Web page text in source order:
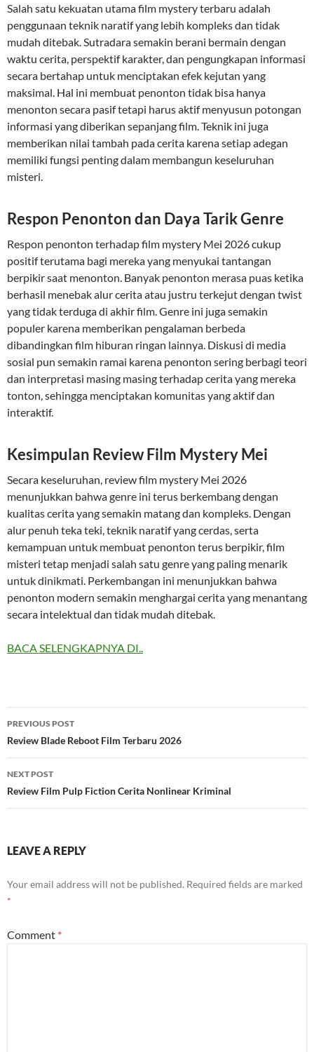
Salah satu kekuatan utama film mystery terbaru adalah
penggunaan teknik naratif yang lebih kompleks dan tidak
mudah ditebak. Sutradara semakin berani bermain dengan
waktu cerita, perspektif karakter, dan pengungkapan informasi
secara bertahap untuk menciptakan efek kejutan yang
maksimal. Hal ini membuat penonton tidak bisa hanya
menonton secara pasif tetapi harus aktif menyusun potongan
informasi yang diberikan sepanjang film. Teknik ini juga
memberikan nilai tambah pada cerita karena setiap adegan
memiliki fungsi penting dalam membangun keseluruhan
misteri.
Respon Penonton dan Daya Tarik Genre
Respon penonton terhadap film mystery Mei 2026 cukup
positif terutama bagi mereka yang menyukai tantangan
berpikir saat menonton. Banyak penonton merasa puas ketika
berhasil menebak alur cerita atau justru terkejut dengan twist
yang tidak terduga di akhir film. Genre ini juga semakin
populer karena memberikan pengalaman berbeda
dibandingkan film hiburan ringan lainnya. Diskusi di media
sosial pun semakin ramai karena penonton sering berbagi teori
dan interpretasi masing masing terhadap cerita yang mereka
tonton, sehingga menciptakan komunitas yang aktif dan
interaktif.
Kesimpulan Review Film Mystery Mei
Secara keseluruhan, review film mystery Mei 2026
menunjukkan bahwa genre ini terus berkembang dengan
kualitas cerita yang semakin matang dan kompleks. Dengan
alur penuh teka teki, teknik naratif yang cerdas, serta
kemampuan untuk membuat penonton terus berpikir, film
misteri tetap menjadi salah satu genre yang paling menarik
untuk dinikmati. Perkembangan ini menunjukkan bahwa
penonton modern semakin menghargai cerita yang menantang
secara intelektual dan tidak mudah ditebak.
BACA SELENGKAPNYA DI..
Post
navigation
PREVIOUS POST
Review Blade Reboot Film Terbaru 2026
NEXT POST
Review Film Pulp Fiction Cerita Nonlinear Kriminal
LEAVE A REPLY
Your email address will not be published. Required fields are marked
*
Comment *